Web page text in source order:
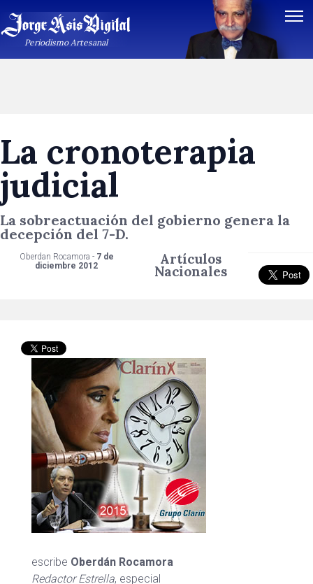
Periodismo Artesanal
La cronoterapia
judicial
La sobreactuación del gobierno genera la
decepción del 7-D.
Oberdan Rocamora - 7 de
diciembre 2012
Artículos
Nacionales
escribe Oberdán Rocamora
Redactor Estrella, especial